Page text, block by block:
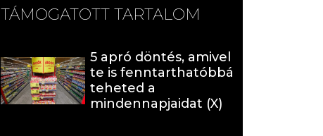
TÁMOGATOTT TARTALOM
5 apró döntés, amivel
te is fenntarthatóbbá
teheted a
mindennapjaidat (X)